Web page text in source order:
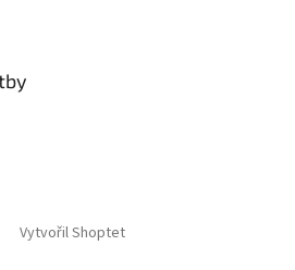
Vytvořil Shoptet